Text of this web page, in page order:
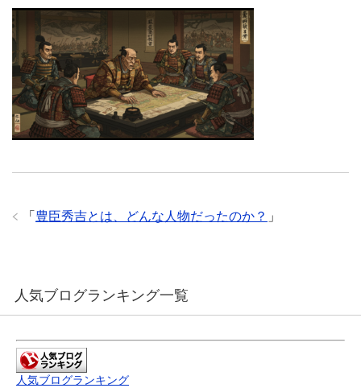
e
b
o
o
k
t
t
e
r
s
a
g
e
t
A
p
p
s
n
g
e
r
e
n
a
k
e
t
h
a
a
i
l
「 豊臣秀吉とは、どんな人物だったのか？ 」
人気ブログランキング一覧
人気ブログランキング